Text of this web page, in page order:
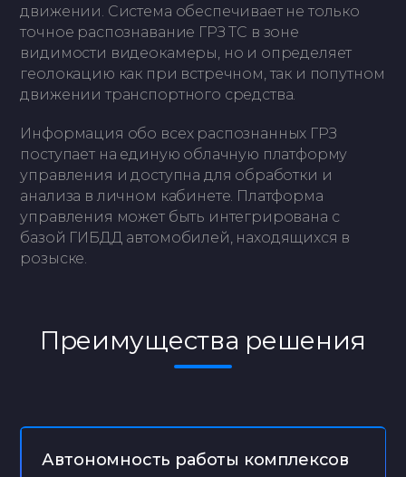
движении. Система обеспечивает не только
точное распознавание ГРЗ ТС в зоне
видимости видеокамеры, но и определяет
геолокацию как при встречном, так и попутном
движении транспортного средства.
Информация обо всех распознанных ГРЗ
поступает на единую облачную платформу
управления и доступна для обработки и
анализа в личном кабинете. Платформа
управления может быть интегрирована с
базой ГИБДД автомобилей, находящихся в
розыске.
Преимущества решения
Автономность работы комплексов